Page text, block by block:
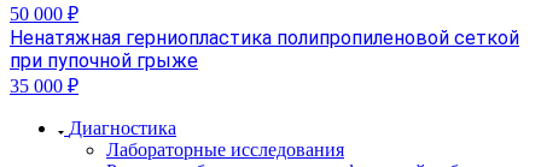
50 000 ₽
Ненатяжная герниопластика полипропиленовой сеткой
при пупочной грыже
35 000 ₽
Диагностика
Лабораторные исследования